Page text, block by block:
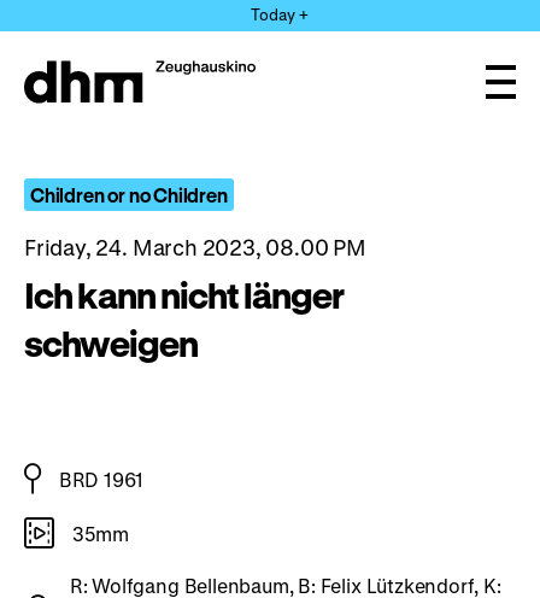
directly
the
Today +
Children or no Children
Friday, 24. March 2023, 08.00 PM
Ich kann nicht länger
schweigen
BRD 1961
35mm
R: Wolfgang Bellenbaum, B: Felix Lützkendorf, K: